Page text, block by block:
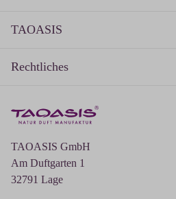
TAOASIS GmbH
Am Duftgarten 1
32791 Lage
TAOASIS
Rechtliches